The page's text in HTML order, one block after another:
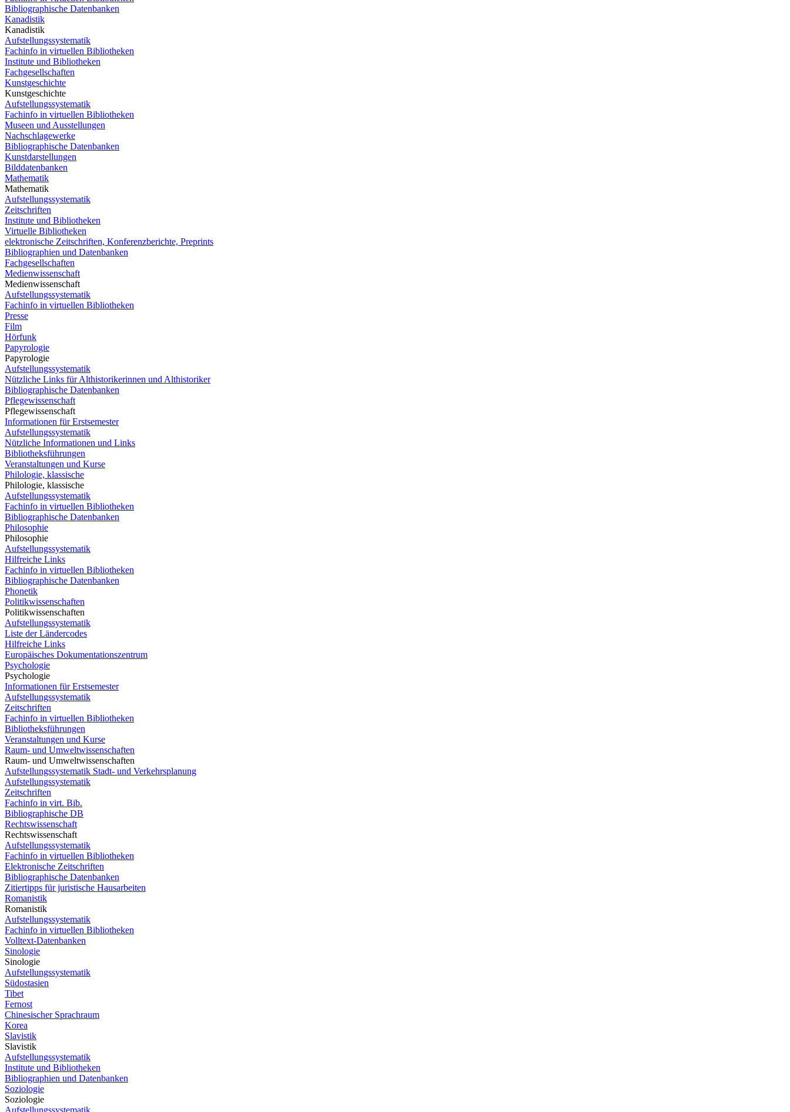
Bibliographische Datenbanken
Kanadistik
Kanadistik
Aufstellungssystematik
Fachinfo in virtuellen Bibliotheken
Institute und Bibliotheken
Fachgesellschaften
Kunstgeschichte
Kunstgeschichte
Aufstellungssystematik
Fachinfo in virtuellen Bibliotheken
Museen und Ausstellungen
Nachschlagewerke
Bibliographische Datenbanken
Kunstdarstellungen
Bilddatenbanken
Mathematik
Mathematik
Aufstellungssystematik
Zeitschriften
Institute und Bibliotheken
Virtuelle Bibliotheken
elektronische Zeitschriften, Konferenzberichte, Preprints
Bibliographien und Datenbanken
Fachgesellschaften
Medienwissenschaft
Medienwissenschaft
Aufstellungssystematik
Fachinfo in virtuellen Bibliotheken
Presse
Film
Hörfunk
Papyrologie
Papyrologie
Aufstellungssystematik
Nützliche Links für Althistorikerinnen und Althistoriker
Bibliographische Datenbanken
Pflegewissenschaft
Pflegewissenschaft
Informationen für Erstsemester
Aufstellungssystematik
Nützliche Informationen und Links
Bibliotheksführungen
Veranstaltungen und Kurse
Philologie, klassische
Philologie, klassische
Aufstellungssystematik
Fachinfo in virtuellen Bibliotheken
Bibliographische Datenbanken
Philosophie
Philosophie
Aufstellungssystematik
Hilfreiche Links
Fachinfo in virtuellen Bibliotheken
Bibliographische Datenbanken
Phonetik
Politikwissenschaften
Politikwissenschaften
Aufstellungssystematik
Liste der Ländercodes
Hilfreiche Links
Europäisches Dokumentationszentrum
Psychologie
Psychologie
Informationen für Erstsemester
Aufstellungssystematik
Zeitschriften
Fachinfo in virtuellen Bibliotheken
Bibliotheksführungen
Veranstaltungen und Kurse
Raum- und Umweltwissenschaften
Raum- und Umweltwissenschaften
Aufstellungssystematik Stadt- und Verkehrsplanung
Aufstellungssystematik
Zeitschriften
Fachinfo in virt. Bib.
Bibliographische DB
Rechtswissenschaft
Rechtswissenschaft
Aufstellungssystematik
Fachinfo in virtuellen Bibliotheken
Elektronische Zeitschriften
Bibliographische Datenbanken
Zitiertipps für juristische Hausarbeiten
Romanistik
Romanistik
Aufstellungssystematik
Fachinfo in virtuellen Bibliotheken
Volltext-Datenbanken
Sinologie
Sinologie
Aufstellungssystematik
Südostasien
Tibet
Fernost
Chinesischer Sprachraum
Korea
Slavistik
Slavistik
Aufstellungssystematik
Institute und Bibliotheken
Bibliographien und Datenbanken
Soziologie
Soziologie
Aufstellungssystematik